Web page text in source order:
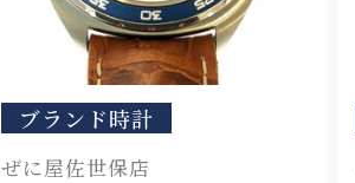
ブランド時計
ぜに屋本店 長崎スタジアムシテ